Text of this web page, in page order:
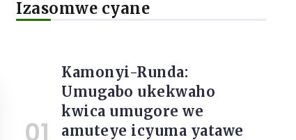
Izasomwe cyane
Kamonyi-Runda:
Umugabo ukekwaho
kwica umugore we
amuteye icyuma yatawe